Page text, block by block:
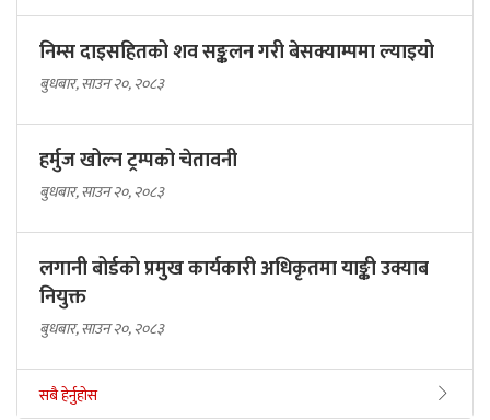
निम्स दाइसहितको शव सङ्कलन गरी बेसक्याम्पमा ल्याइयो
बुधबार, साउन २०, २०८३
हर्मुज खोल्न ट्रम्पको चेतावनी
बुधबार, साउन २०, २०८३
लगानी बोर्डको प्रमुख कार्यकारी अधिकृतमा याङ्की उक्याब
नियुक्त
बुधबार, साउन २०, २०८३
सबै हेर्नुहोस